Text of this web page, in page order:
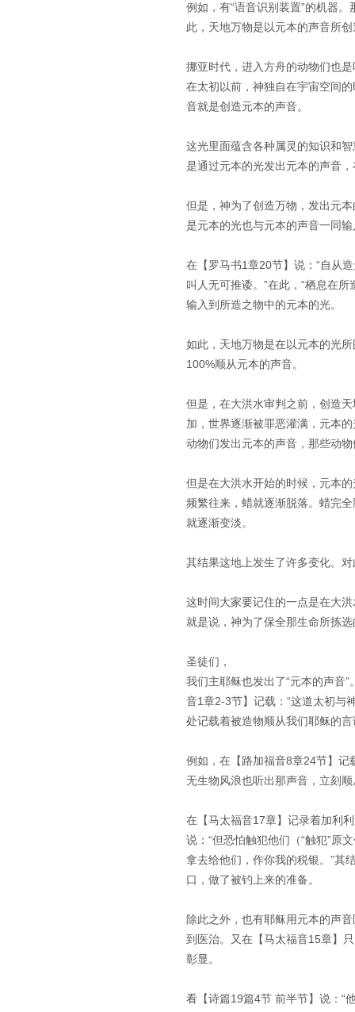
例如，有“语音识别装置”的机器
此，天地万物是以元本的声音所
挪亚时代，进入方舟的动物们也
在太初以前，神独自在宇宙空间
音就是创造元本的声音。
这光里面蕴含各种属灵的知识和
是通过元本的光发出元本的声音
但是，神为了创造万物，发出元
是元本的光也与元本的声音一同
在【罗马书1章20节】说：“自从
叫人无可推诿。”在此，“栖息在
输入到所造之物中的元本的光。
如此，天地万物是在以元本的光
100%顺从元本的声音。
但是，在大洪水审判之前，创造
加，世界逐渐被罪恶灌满，元本
动物们发出元本的声音，那些动
但是在大洪水开始的时候，元本
频繁往来，蜡就逐渐脱落。蜡完
就逐渐变淡。
其结果这地上发生了许多变化。
这时间大家要记住的一点是在大
就是说，神为了保全那生命所拣
圣徒们，
我们主耶稣也发出了“元本的声
音1章2-3节】记载：“这道太初与
处记载着被造物顺从我们耶稣的
例如，在【路加福音8章24节】记
无生物风浪也听出那声音，立刻顺
在【马太福音17章】记录着加利
说：“但恐怕触犯他们（“触犯”原
拿去给他们，作你我的税银。”其
口，做了被钓上来的准备。
除此之外，也有耶稣用元本的声
到医治。又在【马太福音15章】
彰显。
看【诗篇19篇4节 前半节】说：“